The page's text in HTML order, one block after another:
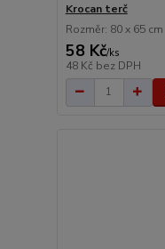
Krocan terč
Rozměr: 80 x 65 cm
58 Kč/ks
48 Kč bez DPH